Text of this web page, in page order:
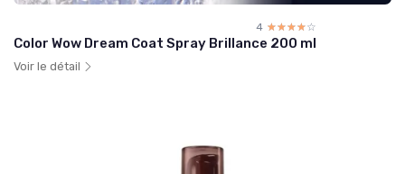
4 ☆☆☆☆☆
★★★★★
Color Wow Dream Coat Spray Brillance 200 ml
Voir le détail